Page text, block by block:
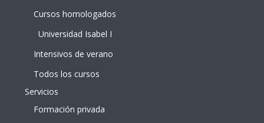
Cursos homologados
Universidad Isabel I
Intensivos de verano
Todos los cursos
Servicios
Formación privada